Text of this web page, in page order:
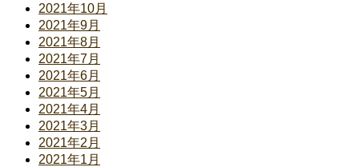
2021年10月
2021年9月
2021年8月
2021年7月
2021年6月
2021年5月
2021年4月
2021年3月
2021年2月
2021年1月